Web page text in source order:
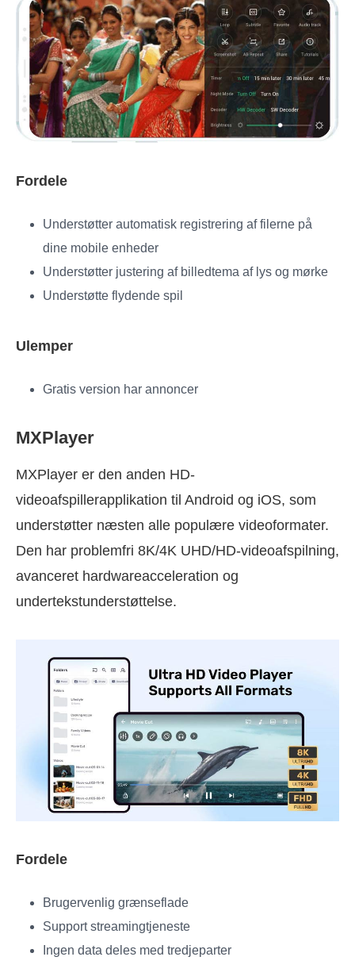
Fordele
Understøtter automatisk registrering af filerne på
dine mobile enheder
Understøtter justering af billedtema af lys og mørke
Understøtte flydende spil
Ulemper
Gratis version har annoncer
MXPlayer
MXPlayer er den anden HD-
videoafspillerapplikation til Android og iOS, som
understøtter næsten alle populære videoformater.
Den har problemfri 8K/4K UHD/HD-videoafspilning,
avanceret hardwareacceleration og
undertekstunderstøttelse.
Fordele
Brugervenlig grænseflade
Support streamingtjeneste
Ingen data deles med tredjeparter